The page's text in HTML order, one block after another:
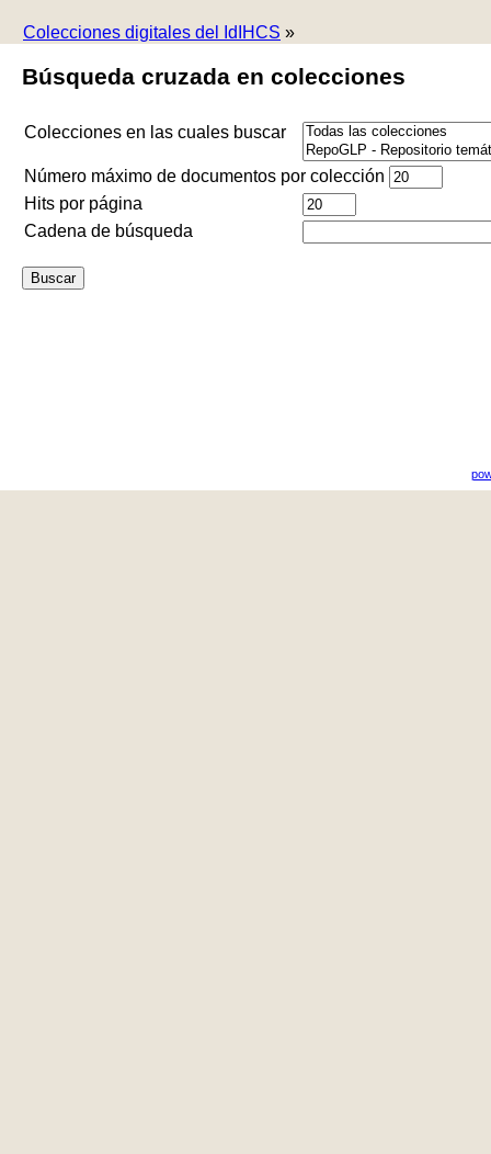
Colecciones digitales del IdIHCS »
Búsqueda cruzada en colecciones
Colecciones en las cuales buscar
Número máximo de documentos por colección
Hits por página
Cadena de búsqueda